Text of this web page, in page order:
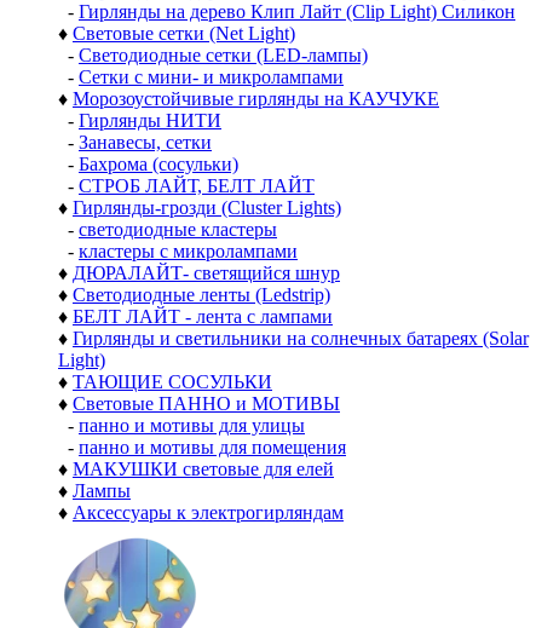
- Гирлянды на дерево Клип Лайт (Clip Light) Силикон
♦ Световые сетки (Net Light)
- Светодиодные сетки (LED-лампы)
- Сетки с мини- и микролампами
♦ Морозоустойчивые гирлянды на КАУЧУКЕ
- Гирлянды НИТИ
- Занавесы, сетки
- Бахрома (сосульки)
- СТРОБ ЛАЙТ, БЕЛТ ЛАЙТ
♦ Гирлянды-грозди (Cluster Lights)
- светодиодные кластеры
- кластеры с микролампами
♦ ДЮРАЛАЙТ- светящийся шнур
♦ Светодиодные ленты (Ledstrip)
♦ БЕЛТ ЛАЙТ - лента с лампами
♦ Гирлянды и светильники на солнечных батареях (Solar
Light)
♦ ТАЮЩИЕ СОСУЛЬКИ
♦ Световые ПАННО и МОТИВЫ
- панно и мотивы для улицы
- панно и мотивы для помещения
♦ МАКУШКИ световые для елей
♦ Лампы
♦ Аксессуары к электрогирляндам